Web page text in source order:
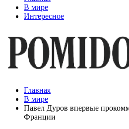
В мире
Интересное
Главная
В мире
Павел Дуров впервые
Франции